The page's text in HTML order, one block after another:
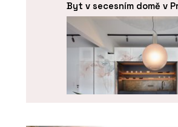
Byt v secesním domě v